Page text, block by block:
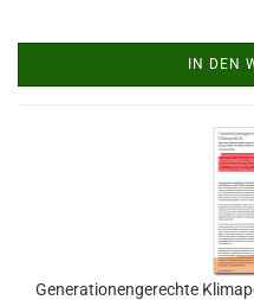
IN DEN
Generationengerechte